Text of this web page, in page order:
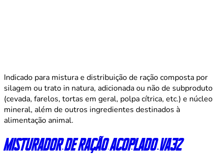
Indicado para mistura e distribuição de ração composta por
silagem ou trato in natura, adicionada ou não de subproduto
(cevada, farelos, tortas em geral, polpa cítrica, etc.) e núcleo
mineral, além de outros ingredientes destinados à
alimentação animal.
Misturador de ração acoplado VA32